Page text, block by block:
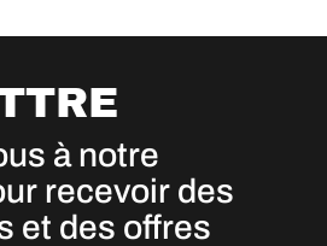
à notre
recevoir des
et des offres